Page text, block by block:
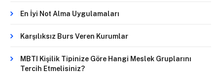
En İyi Not Alma Uygulamaları
Karşılıksız Burs Veren Kurumlar
MBTI Kişilik Tipinize Göre Hangi Meslek Gruplarını
Tercih Etmelisiniz?